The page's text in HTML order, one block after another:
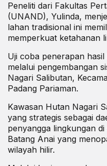
Peneliti dari Fakultas
(UNAND), Yulinda,
lahan tradisional ini
memperkuat ketahanan
Uji coba penerapan
melalui pengembangan
Nagari Salibutan,
Padang Pariaman.
Kawasan Hutan Nagari
yang strategis sebagai
penyangga lingkungan
Batang Anai yang
wilayah hilir.